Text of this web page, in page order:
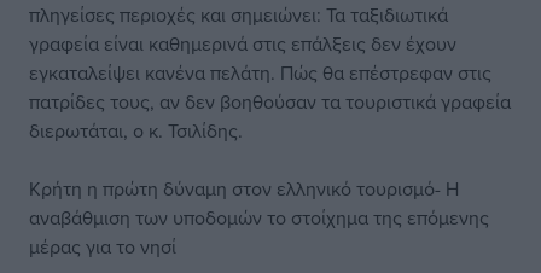
πληγείσες περιοχές και σημειώνει: Τα ταξιδιωτικά
γραφεία είναι καθημερινά στις επάλξεις δεν έχουν
εγκαταλείψει κανένα πελάτη. Πώς θα επέστρεφαν στις
πατρίδες τους, αν δεν βοηθούσαν τα τουριστικά γραφεία
διερωτάται, ο κ. Τσιλίδης.
Κρήτη η πρώτη δύναμη στον ελληνικό τουρισμό- Η
αναβάθμιση των υποδομών το στοίχημα της επόμενης
μέρας για το νησί